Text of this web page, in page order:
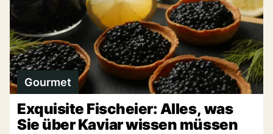
Gourmet
Exquisite Fischeier: Alles, was
Sie über Kaviar wissen müssen